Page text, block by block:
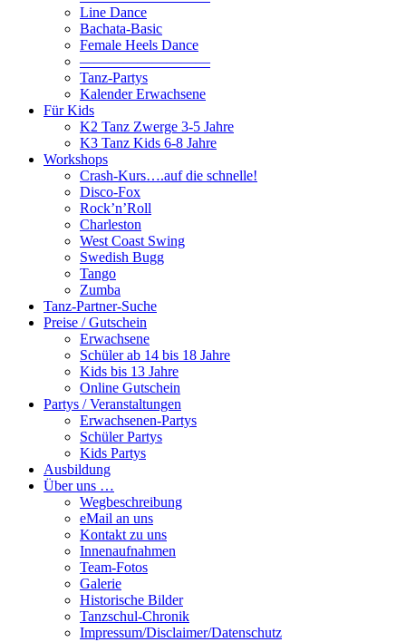
Line Dance
Bachata-Basic
Female Heels Dance
—————————
Tanz-Partys
Kalender Erwachsene
Für Kids
K2 Tanz Zwerge 3-5 Jahre
K3 Tanz Kids 6-8 Jahre
Workshops
Crash-Kurs….auf die schnelle!
Disco-Fox
Rock’n’Roll
Charleston
West Coast Swing
Swedish Bugg
Tango
Zumba
Tanz-Partner-Suche
Preise / Gutschein
Erwachsene
Schüler ab 14 bis 18 Jahre
Kids bis 13 Jahre
Online Gutschein
Partys / Veranstaltungen
Erwachsenen-Partys
Schüler Partys
Kids Partys
Ausbildung
Über uns …
Wegbeschreibung
eMail an uns
Kontakt zu uns
Innenaufnahmen
Team-Fotos
Galerie
Historische Bilder
Tanzschul-Chronik
Impressum/Disclaimer/Datenschutz